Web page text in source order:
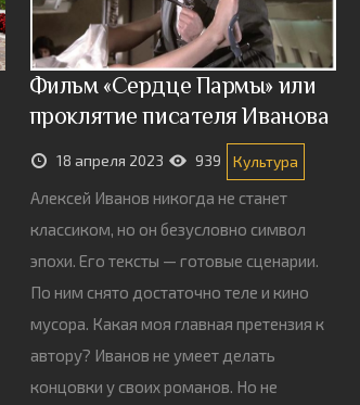
Фильм «Сердце Пармы» или
проклятие писателя Иванова
18 апреля 2023 939 Культура
Алексей Иванов никогда не станет
классиком, но он безусловно символ
эпохи. Его тексты — готовые сценарии.
По ним снято достаточно теле и кино
мусора. Какая моя главная претензия к
автору? Иванов не умеет делать
концовки у своих романов. Но не